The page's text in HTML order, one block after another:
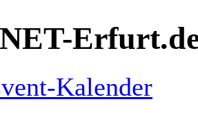
Kalender